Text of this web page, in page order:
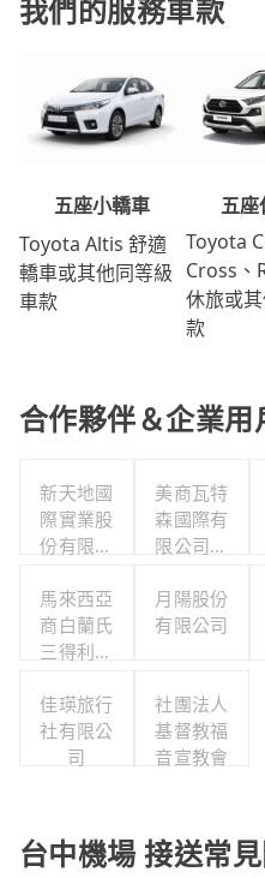
我們的服務車款
五座小轎車
Toyota Altis 舒適
轎車或其他同等級
車款
五座
Toyota
Cross、
休旅或
款
合作夥伴＆企業用
新天地國
際實業股
份有限公
美商瓦特
森國際有
限公司台
馬來西亞
商白蘭氏
三得利股
司台灣分
公司
月陽股份
有限公司
佳瑛旅行
社有限公
司
社團法人
基督教福
音宣教會
台中機場 接送常